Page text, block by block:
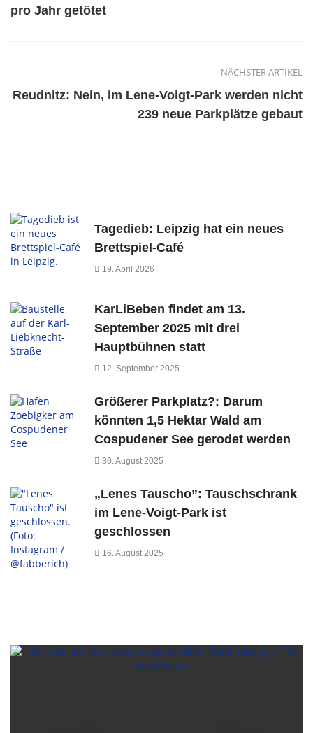
pro Jahr getötet
NÄCHSTER ARTIKEL
Reudnitz: Nein, im Lene-Voigt-Park werden nicht
239 neue Parkplätze gebaut
Tagedieb: Leipzig hat ein neues
Brettspiel-Café
19. April 2026
KarLiBeben findet am 13.
September 2025 mit drei
Hauptbühnen statt
12. September 2025
Größerer Parkplatz?: Darum
könnten 1,5 Hektar Wald am
Cospudener See gerodet werden
30. August 2025
„Lenes Tauscho”: Tauschschrank
im Lene-Voigt-Park ist
geschlossen
16. August 2025